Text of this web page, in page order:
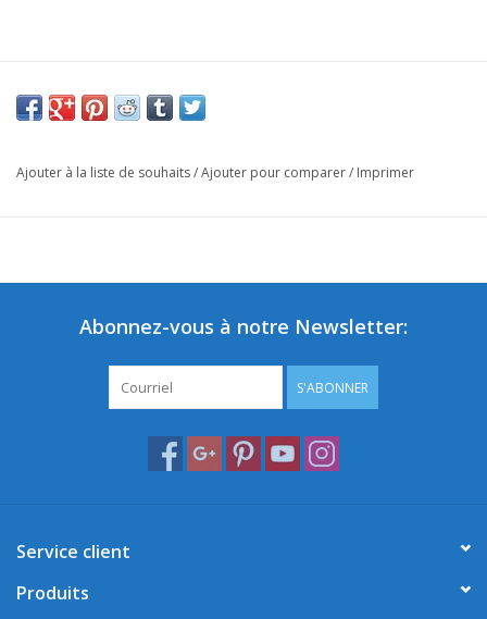
Ajouter à la liste de souhaits/Ajouter pour comparer/ Imprimer
Abonnez-vous à notre Newsletter:
S'ABONNER
Service client
Produits